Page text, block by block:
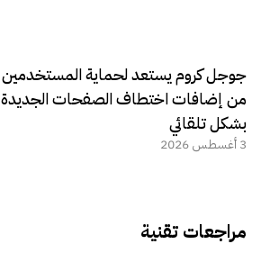
جوجل كروم يستعد لحماية المستخدمين
من إضافات اختطاف الصفحات الجديدة
بشكل تلقائي
3 أغسطس 2026
مراجعات تقنية